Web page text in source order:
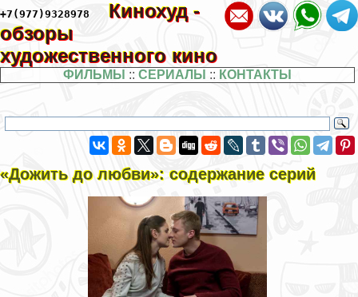
+7(977)9328978
Кинохуд -
обзоры
художественного кино
ФИЛЬМЫ :: СЕРИАЛЫ :: КОНТАКТЫ
«Дожить до любви»: содержание серий